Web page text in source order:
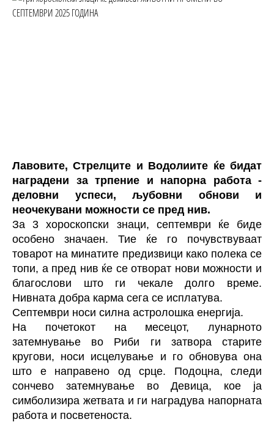
Лавовите, Стрелците и Водолиите ќе бидат
наградени за трпение и напорна работа -
деловни успеси, љубовни обнови и
неочекувани можности се пред нив.
За 3 хороскопски знаци, септември ќе биде
особено значаен. Тие ќе го почувствуваат
товарот на минатите предизвици како полека се
топи, а пред нив ќе се отворат нови можности и
благослови што ги чекале долго време.
Нивната добра карма сега се исплатува.
Септември носи силна астролошка енергија.
На почетокот на месецот, лунарното
затемнување во Риби ги затвора старите
кругови, носи исцелување и го обновува она
што е направено од срце. Подоцна, следи
сончево затемнување во Девица, кое ја
симболизира жетвата и ги наградува напорната
работа и посветеноста.